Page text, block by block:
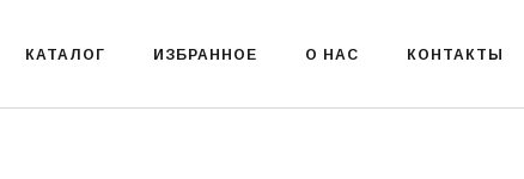
КАТАЛОГ ИЗБРАННОЕ О НАС КОНТАКТЫ